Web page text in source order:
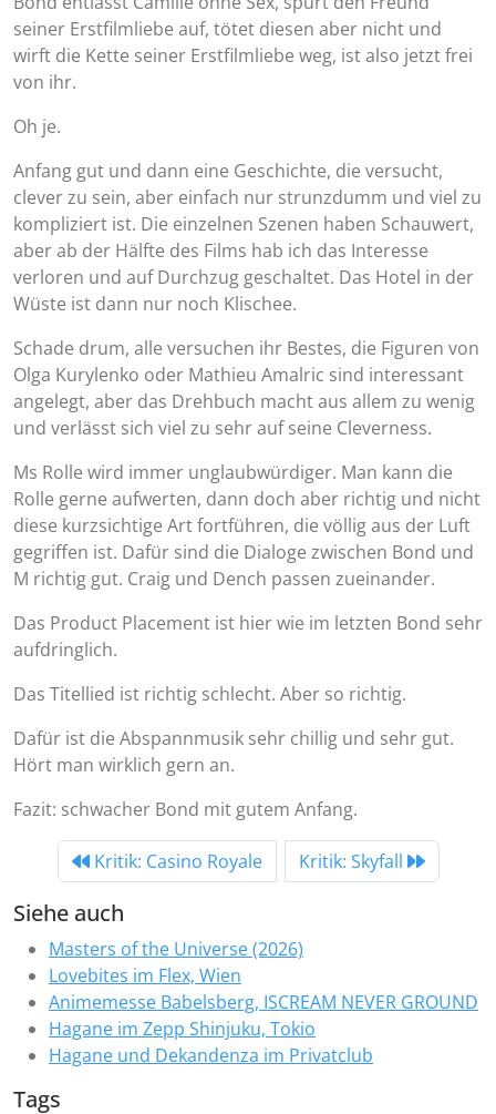
seiner Erstfilmliebe auf, tötet diesen aber nicht und
wirft die Kette seiner Erstfilmliebe weg, ist also jetzt frei
von ihr.
Oh je.
Anfang gut und dann eine Geschichte, die versucht,
clever zu sein, aber einfach nur strunzdumm und viel zu
kompliziert ist. Die einzelnen Szenen haben Schauwert,
aber ab der Hälfte des Films hab ich das Interesse
verloren und auf Durchzug geschaltet. Das Hotel in der
Wüste ist dann nur noch Klischee.
Schade drum, alle versuchen ihr Bestes, die Figuren von
Olga Kurylenko oder Mathieu Amalric sind interessant
angelegt, aber das Drehbuch macht aus allem zu wenig
und verlässt sich viel zu sehr auf seine Cleverness.
Ms Rolle wird immer unglaubwürdiger. Man kann die
Rolle gerne aufwerten, dann doch aber richtig und nicht
diese kurzsichtige Art fortführen, die völlig aus der Luft
gegriffen ist. Dafür sind die Dialoge zwischen Bond und
M richtig gut. Craig und Dench passen zueinander.
Das Product Placement ist hier wie im letzten Bond sehr
aufdringlich.
Das Titellied ist richtig schlecht. Aber so richtig.
Dafür ist die Abspannmusik sehr chillig und sehr gut.
Hört man wirklich gern an.
Fazit: schwacher Bond mit gutem Anfang.
Kritik: Casino Royale Kritik: Skyfall
Siehe auch
Masters of the Universe (2026)
Lovebites im Flex, Wien
Animemesse Babelsberg, ISCREAM NEVER GROUND
Hagane im Zepp Shinjuku, Tokio
Hagane und Dekandenza im Privatclub
Tags